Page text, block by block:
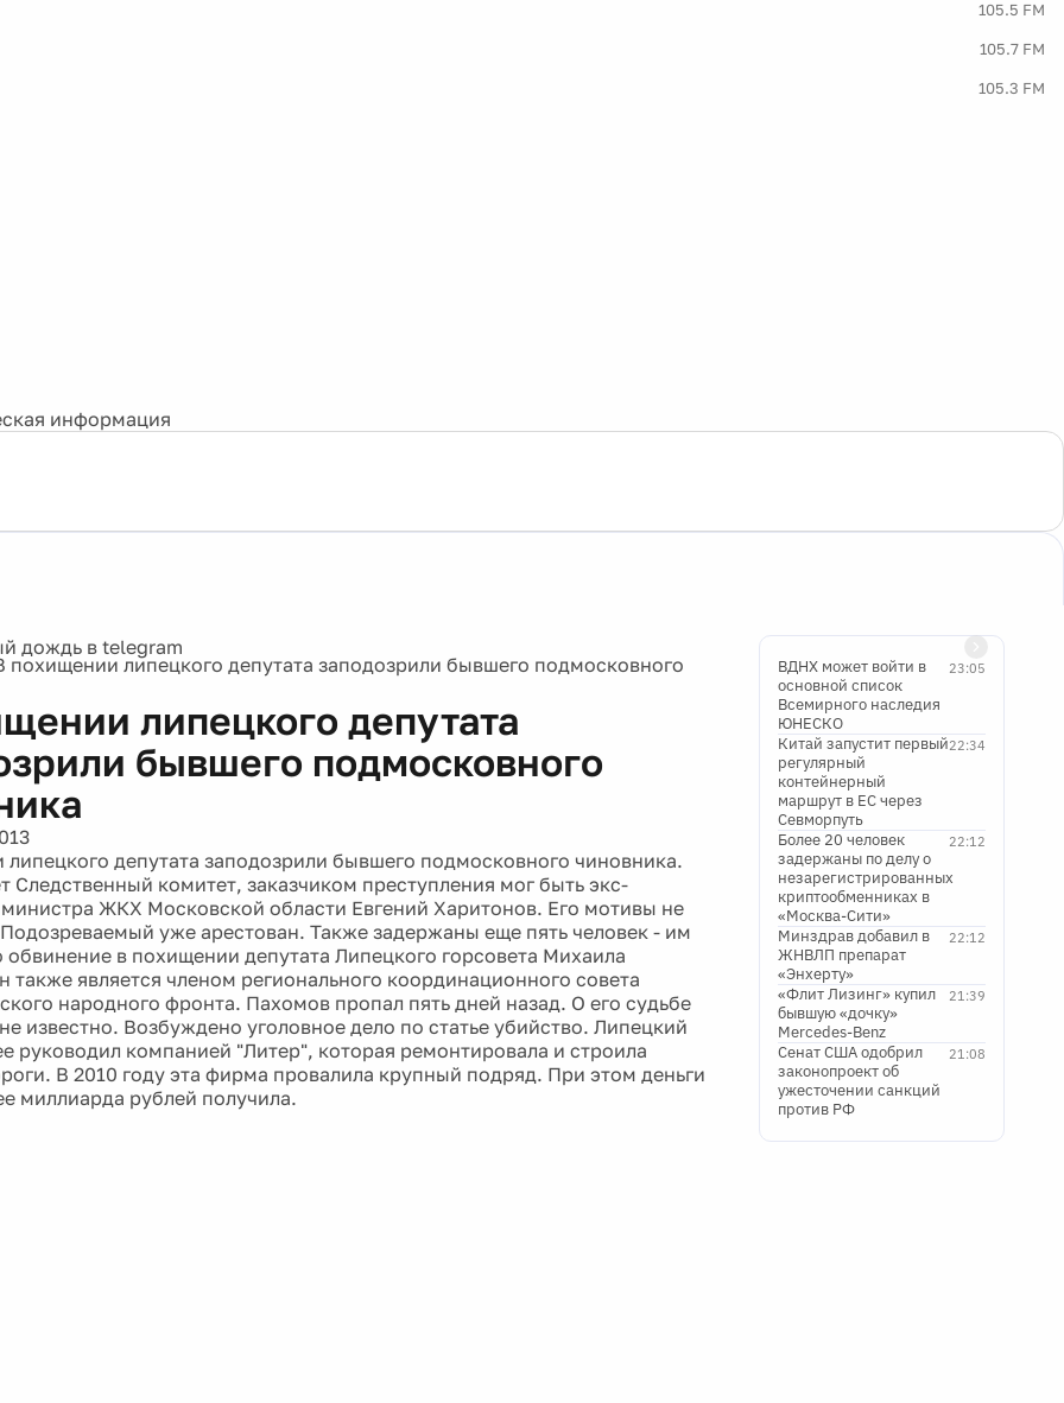
105.5 FM
105.7 FM
105.3 FM
информация
похищении липецкого депутата заподозрили бывшего подмосковного
липецкого депутата
бывшего подмосковного
депутата заподозрили бывшего подмосковного чиновника.
Следственный комитет, заказчиком преступления мог быть экс-
министра ЖКХ Московской области Евгений Харитонов. Его мотивы не
уже арестован. Также задержаны еще пять человек - им
обвинение в похищении депутата Липецкого горсовета Михаила
также является членом регионального координационного совета
народного фронта. Пахомов пропал пять дней назад. О его судьбе
известно. Возбуждено уголовное дело по статье убийство. Липецкий
руководил компанией "Литер", которая ремонтировала и строила
В 2010 году эта фирма провалила крупный подряд. При этом деньги
миллиарда рублей получила.
23:05
ВДНХ может войти в
основной список
Всемирного наследия
ЮНЕСКО
22:34
Китай запустит первый
регулярный
контейнерный
маршрут в ЕС через
Севморпуть
22:12
Более 20 человек
задержаны по делу о
незарегистрированных
криптообменниках в
«Москва-Сити»
22:12
Минздрав добавил в
ЖНВЛП препарат
«Энхерту»
21:39
«Флит Лизинг» купил
бывшую «дочку»
Mercedes-Benz
21:08
Сенат США одобрил
законопроект об
ужесточении санкций
против РФ